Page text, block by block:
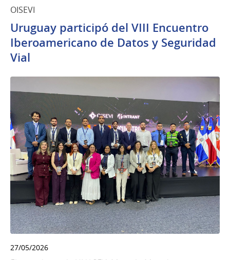
OISEVI
Uruguay participó del VIII Encuentro
Iberoamericano de Datos y Seguridad
Vial
27/05/2026